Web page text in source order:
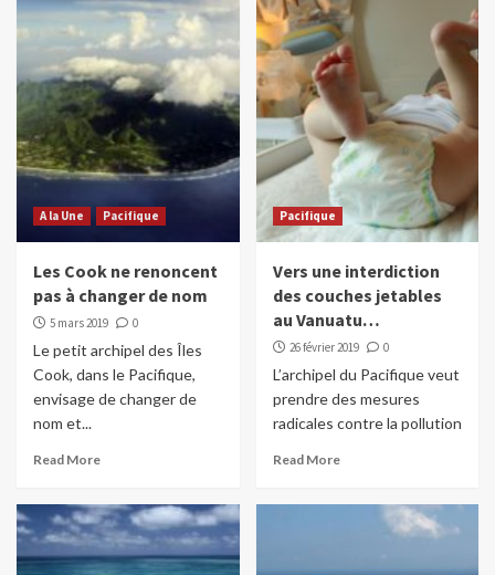
A la Une Pacifique
Les Cook ne renoncent
pas à changer de nom
5 mars 2019 0
Le petit archipel des Îles
Cook, dans le Pacifique,
envisage de changer de
nom et...
Read More
Pacifique
Vers une interdiction
des couches jetables
au Vanuatu…
26 février 2019 0
L’archipel du Pacifique veut
prendre des mesures
radicales contre la pollution
Read More